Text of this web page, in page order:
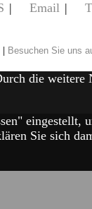
| Email |
| Besuchen Sie uns
die
Sie sich